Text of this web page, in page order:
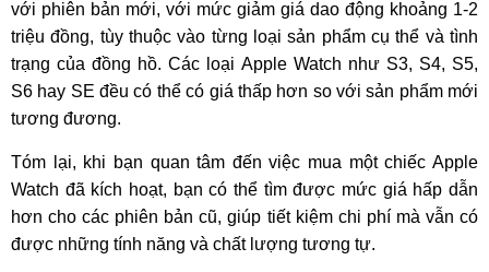
với phiên bản mới, với mức giảm giá dao động khoảng 1-2
triệu đồng, tùy thuộc vào từng loại sản phẩm cụ thể và tình
trạng của đồng hồ. Các loại Apple Watch như S3, S4, S5,
S6 hay SE đều có thể có giá thấp hơn so với sản phẩm mới
tương đương.
Tóm lại, khi bạn quan tâm đến việc mua một chiếc Apple
Watch đã kích hoạt, bạn có thể tìm được mức giá hấp dẫn
hơn cho các phiên bản cũ, giúp tiết kiệm chi phí mà vẫn có
được những tính năng và chất lượng tương tự.